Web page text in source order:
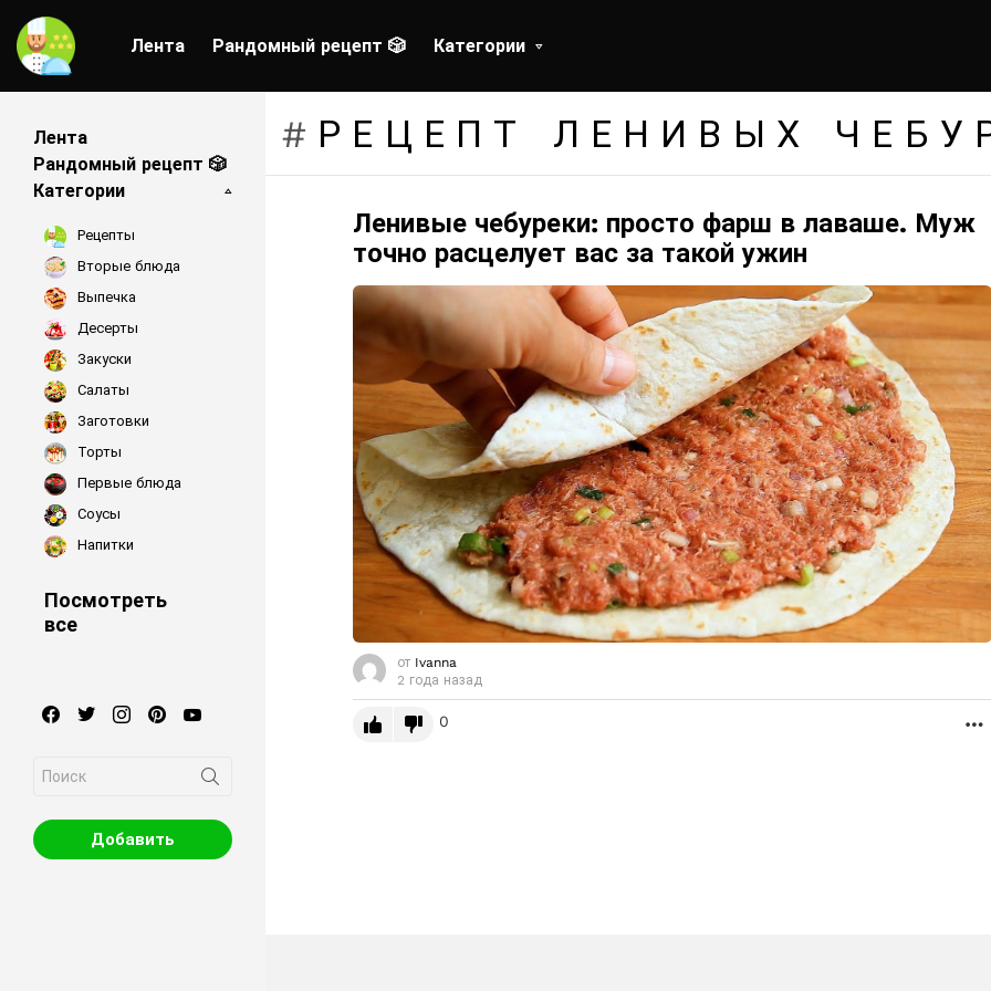
Лента Рандомный рецепт 🎲 Категории
РЕЦЕПТ ЛЕНИВЫХ
LATEST
STORIES
Ленивые чебуреки: просто фарш в лаваше. Муж
точно расцелует вас за такой ужин
от Ivanna
2 года назад
0
Лента
Рандомный рецепт 🎲
Категории
Рецепты
Вторые блюда
Выпечка
Десерты
Закуски
Салаты
Заготовки
Торты
Первые блюда
Соусы
Напитки
Посмотреть
все
facebooktwitterinstagrampinterest
for:
Добавить